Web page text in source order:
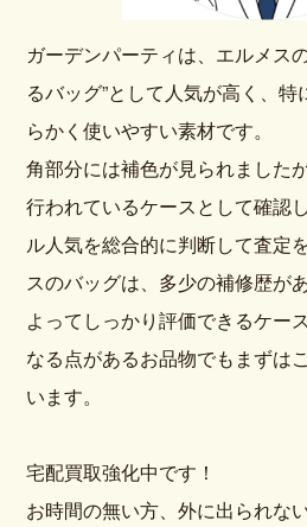
ガーデンパーティは、エルメス
るバッグ”として人気が高く、
らかく使いやすい素材です。
角部分には補色が見られました
行われているケースとして確認
ル人気を総合的に判断して査定
スのバッグは、多少の補修歴が
よってしっかり評価できるケー
なる点があるお品物でもまずは
います。
宅配買取強化中です！
お時間の無い方、外に出られな